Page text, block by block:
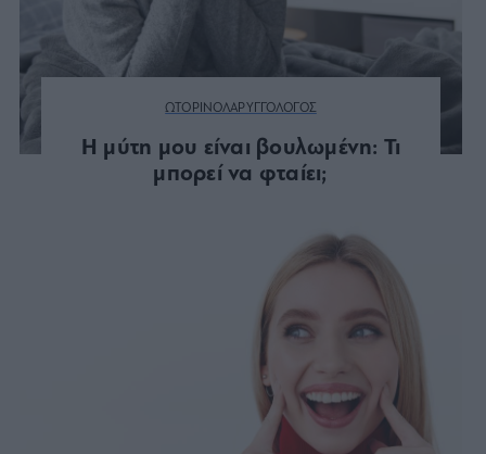
ΩΤΟΡΙΝΟΛΑΡΥΓΓΟΛΟΓΟΣ
Η μύτη μου είναι βουλωμένη: Τι
μπορεί να φταίει;